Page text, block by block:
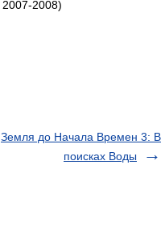
2008)
Земля до Начала Времен 3: В
поисках Воды